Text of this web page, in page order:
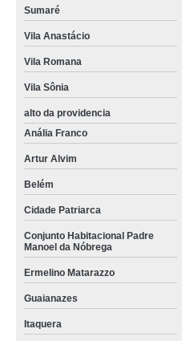
Sumaré
Vila Anastácio
Vila Romana
Vila Sônia
alto da providencia
Anália Franco
Artur Alvim
Belém
Cidade Patriarca
Conjunto Habitacional Padre
Manoel da Nóbrega
Ermelino Matarazzo
Guaianazes
Itaquera